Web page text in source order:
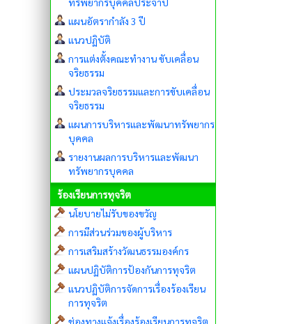
แผนอัตรากำลัง 3 ปี
แนวปฏิบัติ
การแต่งตั้งคณะทำงาน ขับเคลื่อน
จริยธรรม
ประมวลจริยธรรมและการขับเคลื่อน
จริยธรรม
แผนการบริหารและพัฒนาทรัพยากร
บุคคล
รายงานผลการบริหารและพัฒนา
ทรัพยากรบุคคล
ร้องเรียนการทุจริต
นโยบายไม่รับของขวัญ
การมีส่วนร่วมของผู้บริหาร
การเสริมสร้างวัฒนธรรมองค์กร
แผนปฏิบัติการป้องกันการทุจริต
แนวปฏิบัติการจัดการเรื่องร้องเรียน
การทุจริต
ช่องทางแจ้งเรื่องร้องเรียนการทุจริต